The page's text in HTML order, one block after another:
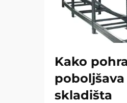
Kako
skladišta